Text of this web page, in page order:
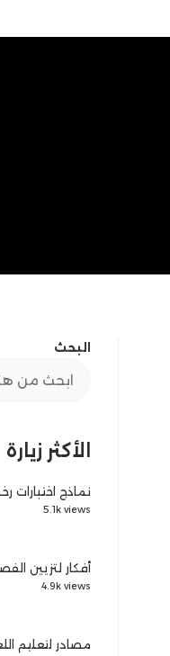
البحث
الأكثر زيارة
نماذج اختبارات
5.1k views
أفكار لتزيين
4.9k views
مصادر لتعليم